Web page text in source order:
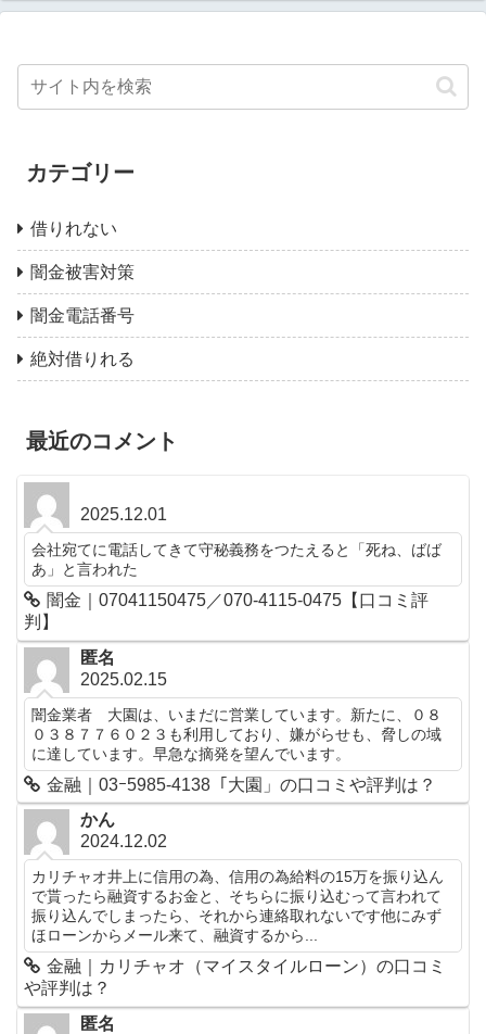
カテゴリー
借りれない
闇金被害対策
闇金電話番号
絶対借りれる
最近のコメント
2025.12.01
会社宛てに電話してきて守秘義務をつたえると「死ね、ばば
あ」と言われた
闇金｜07041150475／070-4115-0475【口コミ評
判】
匿名
2025.02.15
闇金業者 大園は、いまだに営業しています。新たに、０８
０３８７７６０２３も利用しており、嫌がらせも、脅しの域
に達しています。早急な摘発を望んでいます。
金融｜03ｰ5985-4138「大園」の口コミや評判は？
かん
2024.12.02
カリチャオ井上に信用の為、信用の為給料の15万を振り込ん
で貰ったら融資するお金と、そちらに振り込むって言われて
振り込んでしまったら、それから連絡取れないです他にみず
ほローンからメール来て、融資するから...
金融｜カリチャオ（マイスタイルローン）の口コミ
や評判は？
匿名